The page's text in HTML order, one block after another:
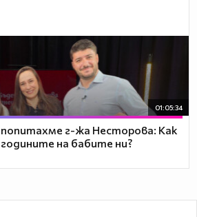
01:05:34
г-жа Несторова: Как
на бабите ни?